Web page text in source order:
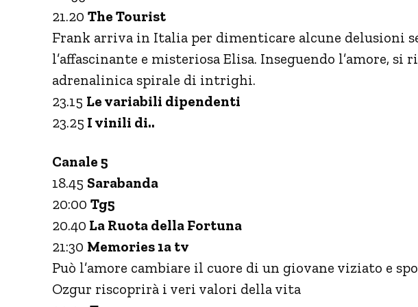
21.20 The Tourist
Frank arriva in Italia per dimenticare alcune delusioni
l’affascinante e misteriosa Elisa. Inseguendo l’amore,
adrenalinica spirale di intrighi.
23.15 Le variabili dipendenti
23.25 I vinili di..
Canale 5
18.45 Sarabanda
20:00 Tg5
20.40 La Ruota della Fortuna
21:30 Memories 1a tv
Può l’amore cambiare il cuore di un giovane viziato e
Ozgur riscoprirà i veri valori della vita